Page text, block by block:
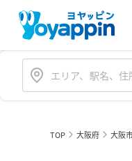
TOP 大阪府 大阪